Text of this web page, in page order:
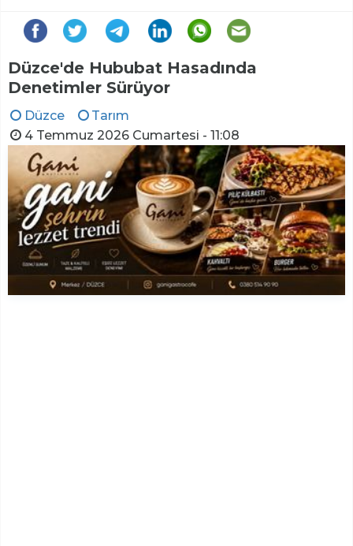
Düzce'de Hububat Hasadında
Denetimler Sürüyor
Düzce
Tarım
4 Temmuz 2026 Cumartesi - 11:08